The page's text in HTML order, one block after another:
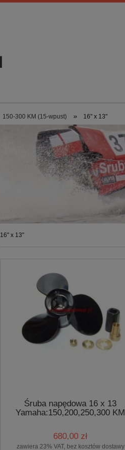
150-300 KM (15-wpust) » 16" x 13"
16" x 13"
Śruba napędowa 16 x 13
Yamaha:150,200,250,300 KM
680,00 zł
zawiera 23% VAT, bez kosztów dostawy